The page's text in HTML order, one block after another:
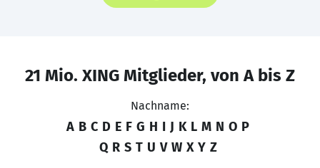
21 Mio. XING Mitglieder, von A bis Z
Nachname:
A B C D E F G H I J K L M N O P
Q R S T U V W X Y Z